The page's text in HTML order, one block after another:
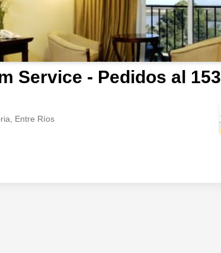
Service - Pedidos al 153
Entre Ríos